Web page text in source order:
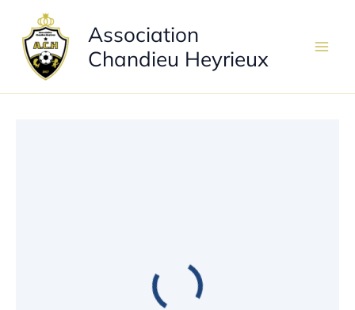
contenu
Association
Chandieu Heyrieux